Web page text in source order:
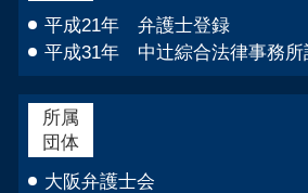
相続相談 弁護士 福島区
平成21年 弁護士登録
平成31年 中辻綜合法律事務所
所属
団体
大阪弁護士会